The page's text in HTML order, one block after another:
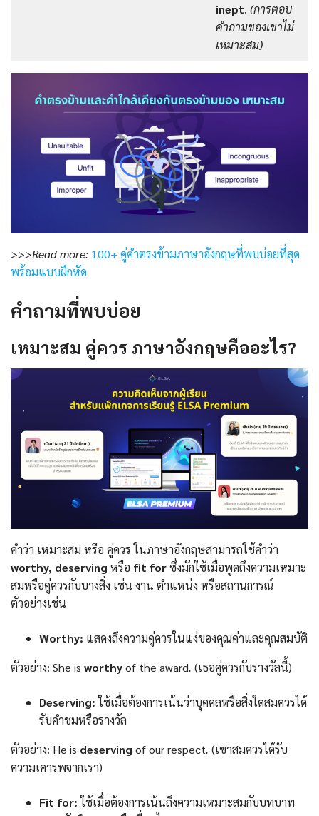
inept. (การตอบ
คำถามของเขาไม่
เหมาะสม)
>>>Read more: 100+ คู่คำตรงข้ามภาษาอังกฤษที่พบบ่อยที่สุด
พร้อมแบบฝึกหัด
คำถามที่พบบ่อย
เหมาะสม คู่ควร ภาษาอังกฤษคืออะไร?
คำว่า เหมาะสม หรือ คู่ควร ในภาษาอังกฤษสามารถใช้คำว่า
worthy, deserving หรือ fit forซึ่งมักใช้เมื่อพูดถึงความเหมาะ
สมหรือคู่ควรกับบางสิ่ง เช่น งาน ตำแหน่ง หรือสถานการณ์
ตัวอย่างเช่น
Worthy: แสดงถึงความคู่ควรในแง่ของคุณค่าและคุณสมบัติ
ตัวอย่าง: She is worthyof the award. (เธอคู่ควรกับรางวัลนี้)
Deserving:ใช้เมื่อต้องการเน้นว่าบุคคลหรือสิ่งใดสมควรได้
รับคำชมหรือรางวัล
ตัวอย่าง: He is deserving of our respect. (เขาสมควรได้รับ
ความเคารพจากเรา)
Fit for:ใช้เมื่อต้องการเน้นถึงความเหมาะสมกับบทบาท